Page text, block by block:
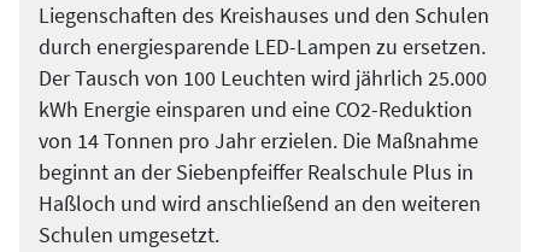
Liegenschaften des Kreishauses und den Schulen
durch energiesparende LED-Lampen zu ersetzen.
Der Tausch von 100 Leuchten wird jährlich 25.000
kWh Energie einsparen und eine CO2-Reduktion
von 14 Tonnen pro Jahr erzielen. Die Maßnahme
beginnt an der Siebenpfeiffer Realschule Plus in
Haßloch und wird anschließend an den weiteren
Schulen umgesetzt.